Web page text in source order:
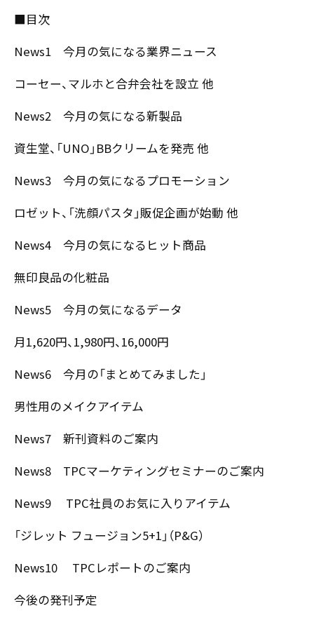
TPCマーケティングリサーチ株式会社
〒550-0013
TEL 06-6538-5358（代表）
06-6538-5358
［ 9:00-17:00 土日祝除く ］
プライバシーポリシー
■目次
News1 今月の気になる業界ニュース
コーセー、マルホと合弁会社を設立 他
News2 今月の気になる新製品
資生堂、「UNO」BBクリームを発売 他
News3 今月の気になるプロモーション
ロゼット、「洗顔パスタ」販促企画が始動 他
News4 今月の気になるヒット商品
無印良品の化粧品
News5 今月の気になるデータ
月1,620円、1,980円、16,000円
News6 今月の「まとめてみました」
男性用のメイクアイテム
News7 新刊資料のご案内
News8 TPCマーケティングセミナーのご案内
News9 TPC社員のお気に入りアイテム
「ジレット フュージョン5+1」（P&G）
News10 TPCレポートのご案内
今後の発刊予定